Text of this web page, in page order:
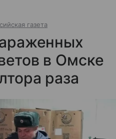
газета
в Омске
раза